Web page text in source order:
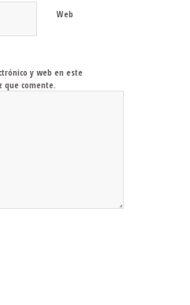
Web
y web en este
que comente.